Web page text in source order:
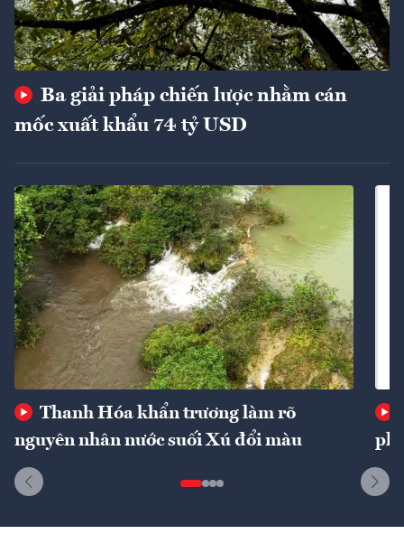
Ba giải pháp chiến lược nhằm cán
mốc xuất khẩu 74 tỷ USD
Thanh Hóa khẩn trương làm rõ
nguyên nhân nước suối Xú đổi màu
phí